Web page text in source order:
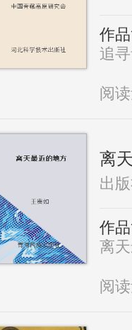
作
追
阅
离
出
作
离
阅